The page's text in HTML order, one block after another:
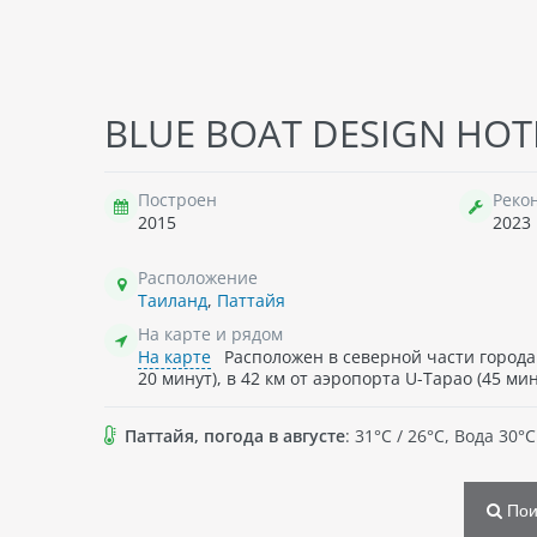
BLUE BOAT DESIGN
Построен
2015
2023
Расположение
Таиланд, Паттайя
На карте и рядом
На карте
Расположен в северной части
20 минут), в 42 км от аэропорта U-Tapao (45
Паттайя, погода в августе: 31°C / 26°C, Вода